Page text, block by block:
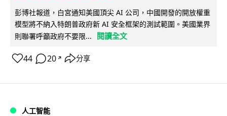
彭博社報道，白宮通知美國頂尖 AI 公司，中國開發的開放權重
模型將不納入特朗普政府新 AI 安全框架的測試範圍。美國業界
則聯署呼籲政府不要限...
閱讀全文
44 20 ↗ 分享
人工智能